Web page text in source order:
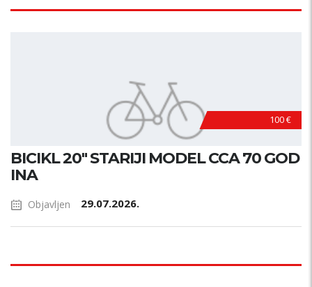
100 €
BICIKL 20" STARIJI MODEL CCA 70 GOD
INA
Objavljen 29.07.2026.